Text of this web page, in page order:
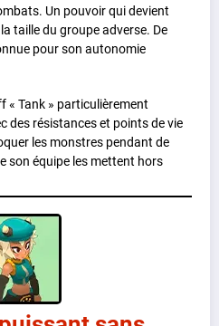
Un pouvoir qui devient
taille du groupe adverse. De
pour son autonomie
« Tank » particulièrement
des résistances et points de vie
les monstres pendant de
son équipe les mettent hors